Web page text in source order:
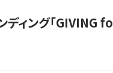
ィング「GIVING